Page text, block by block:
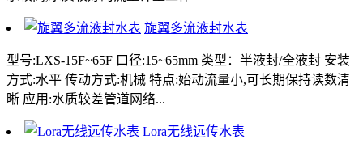
旋翼多流液封水表
型号:LXS-15F~65F 口径:15~65mm 类型：半液封/全液封 安装
方式:水平 传动方式:机械 特点:始动流量小,可长期保持读数清
晰 应用:水质较差管道网络...
Lora无线远传水表